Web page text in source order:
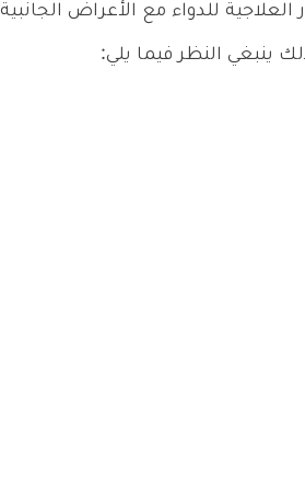
العلاجية للدواء مع الأعراض الجانبية
ينبغي النظر فيما يلي: